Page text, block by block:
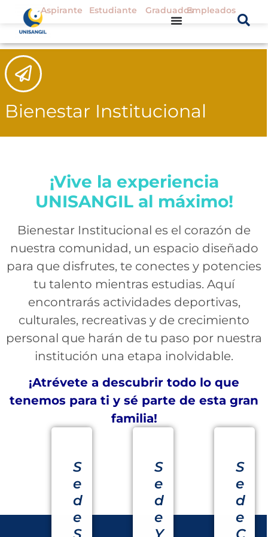
Aspirante Estudiante GraduadosEmpleados
Bienestar Institucional
¡Vive la experiencia
UNISANGIL al máximo!
Bienestar Institucional es el corazón de
nuestra comunidad, un espacio diseñado
para que disfrutes, te conectes y potencies
tu talento mientras estudias. Aquí
encontrarás actividades deportivas,
culturales, recreativas y de crecimiento
personal que harán de tu paso por nuestra
institución una etapa inolvidable.
¡Atrévete a descubrir todo lo que
tenemos para ti y sé parte de esta gran
familia!
S
e
d
e
S
e
d
e
S
e
d
e